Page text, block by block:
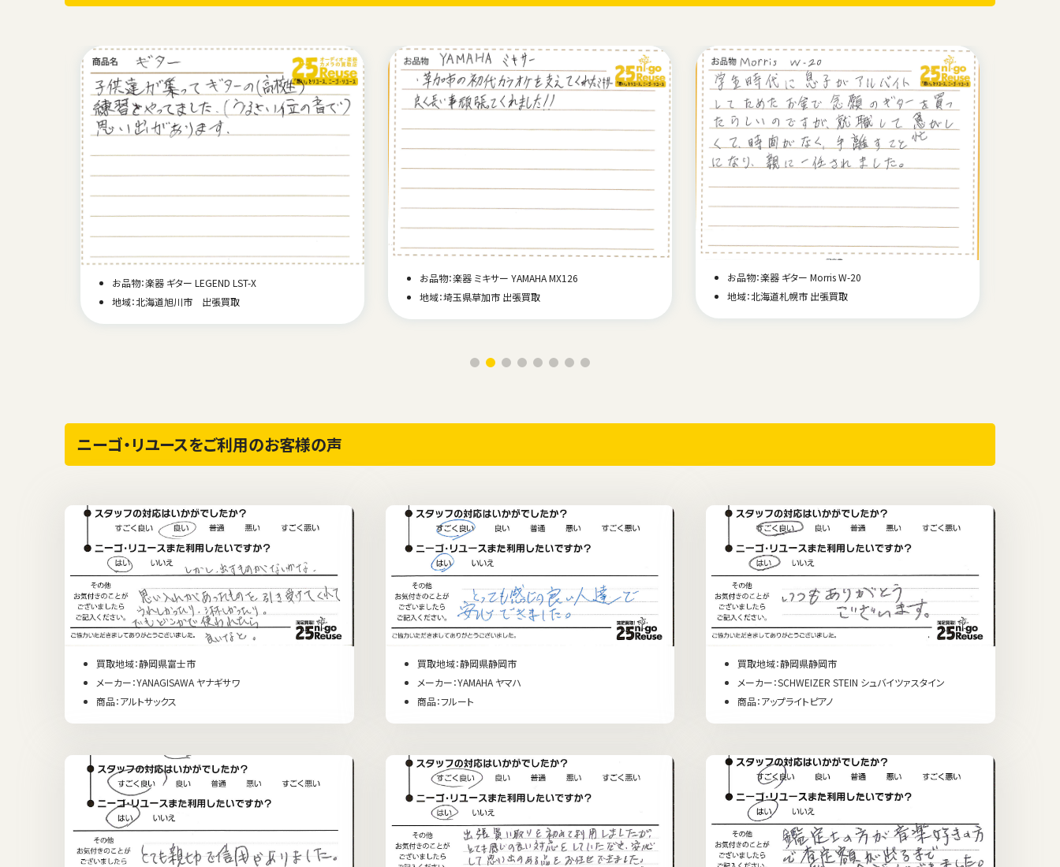
お品物：楽器 ギター LEGEND LST-X
地域：北海道旭川市 出張買取
お品物：楽器 ミキサー YAMAHA MX126
地域：埼玉県草加市 出張買取
お品物：楽器 ギター Morris W-20
地域：北海道札幌市 出張買取
ニーゴ・リユースをご利用のお客様の声
買取地域：静岡県富士市
メーカー：YANAGISAWA ヤナギサワ
商品：アルトサックス
買取地域：静岡県静岡市
メーカー：YAMAHA ヤマハ
商品：フルート
買取地域：静岡県静岡市
メーカー：SCHWEIZER STEIN シュバイツァスタイン
商品：アップライトピアノ